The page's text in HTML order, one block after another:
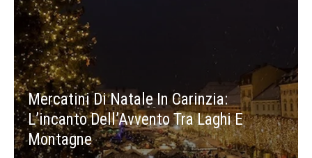
Mercatini Di Natale In Carinzia:
L’incanto Dell’Avvento Tra Laghi E
Montagne